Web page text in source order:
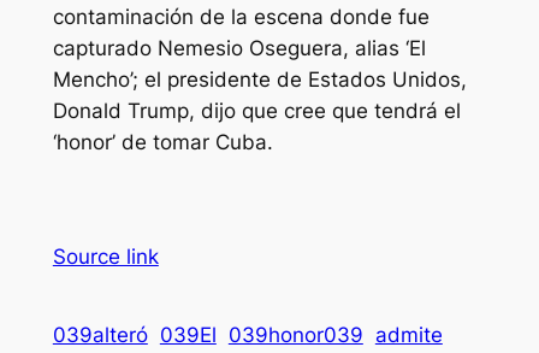
contaminación de la escena donde fue
capturado Nemesio Oseguera, alias ‘El
Mencho’; el presidente de Estados Unidos,
Donald Trump, dijo que cree que tendrá el
‘honor’ de tomar Cuba.
Source link
039alteró 039El 039honor039 admite